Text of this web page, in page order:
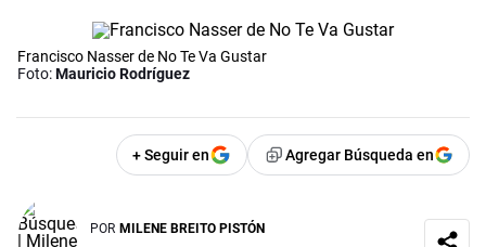
Francisco Nasser de No Te Va Gustar
Foto:Mauricio Rodríguez
+ Seguir en Agregar Búsqueda en
POR MILENE BREITO PISTÓN